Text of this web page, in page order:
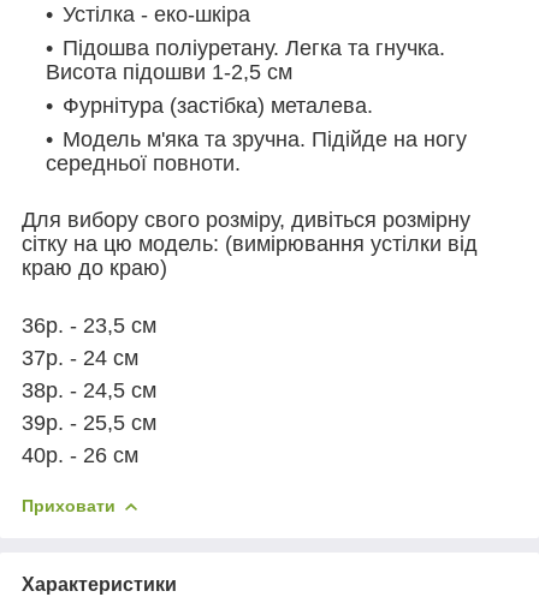
Устілка - еко-шкіра
Підошва поліуретану. Легка та гнучка.
Висота підошви 1-2,5 см
Фурнітура (застібка) металева.
Модель м'яка та зручна. Підійде на ногу
середньої повноти.
Для вибору свого розміру, дивіться розмірну
сітку на цю модель: (вимірювання устілки від
краю до краю)
36р. - 23,5 см
37р. - 24 см
38р. - 24,5 см
39р. - 25,5 см
40р. - 26 см
Приховати
Характеристики